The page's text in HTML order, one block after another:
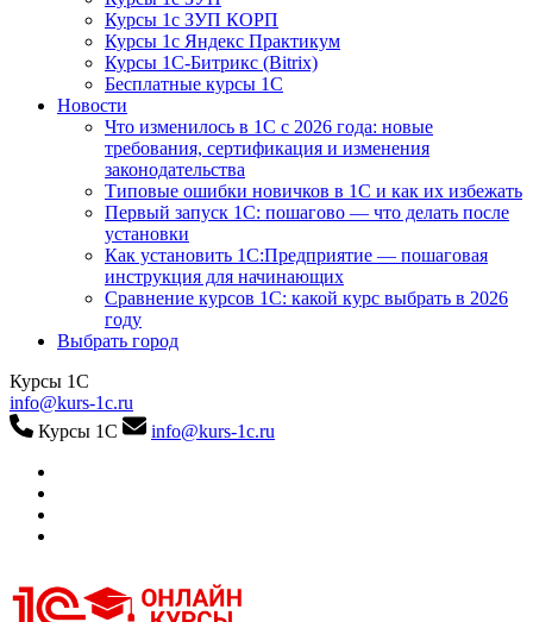
Курсы 1с ЗУП КОРП
Курсы 1с Яндекс Практикум
Курсы 1С-Битрикс (Bitrix)
Бесплатные курсы 1С
Новости
Что изменилось в 1С с 2026 года: новые
требования, сертификация и изменения
законодательства
Типовые ошибки новичков в 1С и как их избежать
Первый запуск 1С: пошагово — что делать после
установки
Как установить 1С:Предприятие — пошаговая
инструкция для начинающих
Сравнение курсов 1С: какой курс выбрать в 2026
году
Выбрать город
Курсы 1С
info@kurs-1c.ru
Курсы 1С
info@kurs-1c.ru